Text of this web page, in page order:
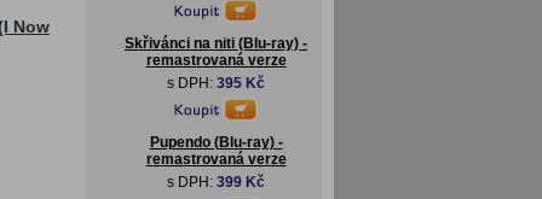
Now
Skřivánci na niti (Blu-ray) -
remastrovaná verze
s DPH: 395 Kč
Pupendo (Blu-ray) -
remastrovaná verze
s DPH: 399 Kč